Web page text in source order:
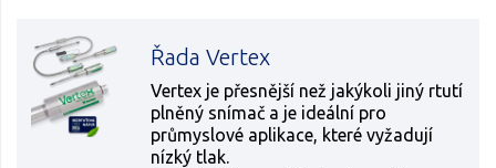
Řada Vertex
Vertex je přesnější než jakýkoli jiný rtutí
plněný snímač a je ideální pro
průmyslové aplikace, které vyžadují
nízký tlak.